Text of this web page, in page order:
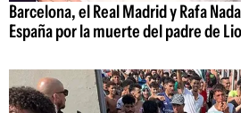
Barcelona, el Real Madrid y Rafa
España por la muerte del padre de